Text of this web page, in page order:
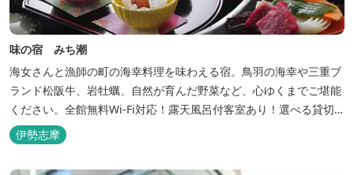
味の宿 みち潮
海女さんと漁師の町の海幸料理を味わえる宿。鳥羽の海幸や三重ブ
ランド松阪牛、岩牡蠣、自然が育んだ野菜など、心ゆくまでご堪能
ください。全館無料Wi-Fi対応！露天風呂付客室あり！選べる貸切
風呂も人気♪相差町内にはパワースポット石神さん（神明神社）あ
り！伊勢神宮・おかげ横丁まで最短40分！鳥羽十景にも選ばれた千
鳥ヶ浜は当館の目の前！宿を一歩出れば、満天の星空！周りに何も
伊勢志摩